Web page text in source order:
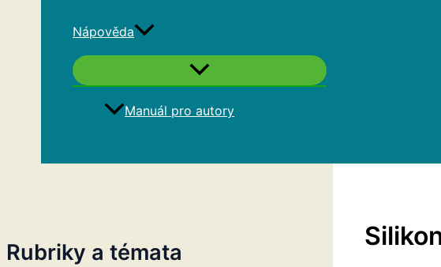
Nápověda
Manuál pro autory
Rubriky a témata